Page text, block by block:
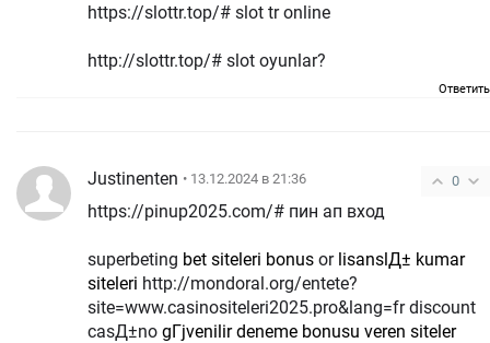
https://slottr.top/# slot tr online
http://slottr.top/# slot oyunlar?
Ответить
0
Justinenten • 13.12.2024 в 21:36
https://pinup2025.com/# пин ап вход
superbeting bet siteleri bonus or lisanslД± kumar
siteleri
site=www.casinositeleri2025.pro&lang=fr discount
casД±no gГјvenilir deneme bonusu veren siteler